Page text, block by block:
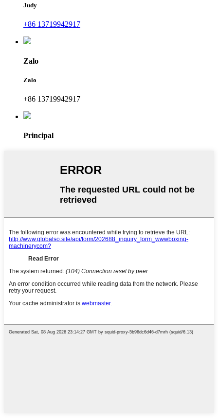
Judy
+86 13719942917
Zalo
Zalo
+86 13719942917
Principal